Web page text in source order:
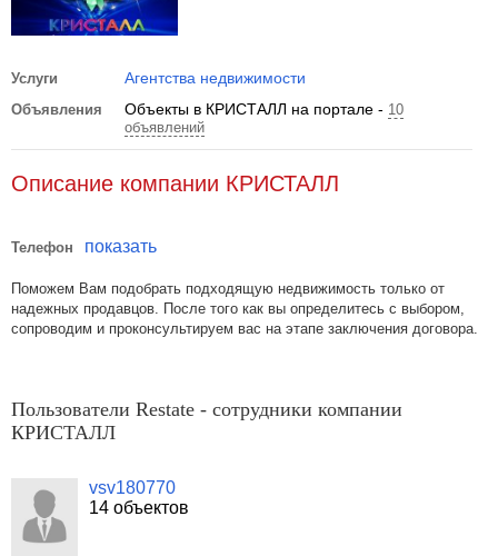
Услуги Агентства недвижимости
Объявления Объекты в КРИСТАЛЛ на портале - 10
объявлений
Описание компании КРИСТАЛЛ
Телефон показать
Поможем Вам подобрать подходящую недвижимость только от
надежных продавцов. После того как вы определитесь с выбором,
сопроводим и проконсультируем вас на этапе заключения договора.
Пользователи Restate - сотрудники компании
КРИСТАЛЛ
vsv180770
14 объектов